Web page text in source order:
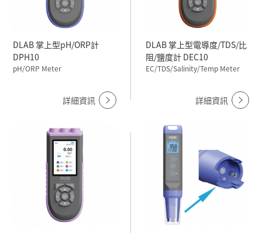
DLAB 掌上型pH/ORP計
DPH10
pH/ORP Meter
詳細資訊
DLAB 掌上型電導度/TDS/比
阻/鹽度計 DEC10
EC/TDS/Salinity/Temp Meter
詳細資訊